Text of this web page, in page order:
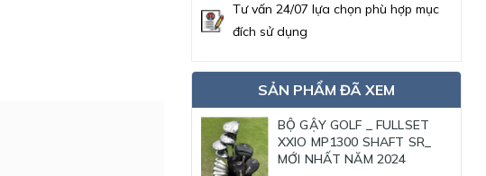
Tư vấn 24/07 lựa chọn phù hợp mục
đích sử dụng
SẢN PHẨM ĐÃ XEM
BỘ GẬY GOLF _ FULLSET
XXIO MP1300 SHAFT SR_
MỚI NHẤT NĂM 2024